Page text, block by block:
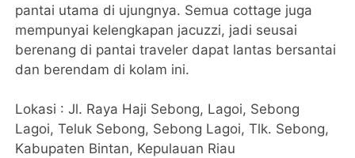
pantai utama di ujungnya. Semua cottage juga
mempunyai kelengkapan jacuzzi, jadi seusai
berenang di pantai traveler dapat lantas bersantai
dan berendam di kolam ini.
Lokasi : Jl. Raya Haji Sebong, Lagoi, Sebong
Lagoi, Teluk Sebong, Sebong Lagoi, Tlk. Sebong,
Kabupaten Bintan, Kepulauan Riau